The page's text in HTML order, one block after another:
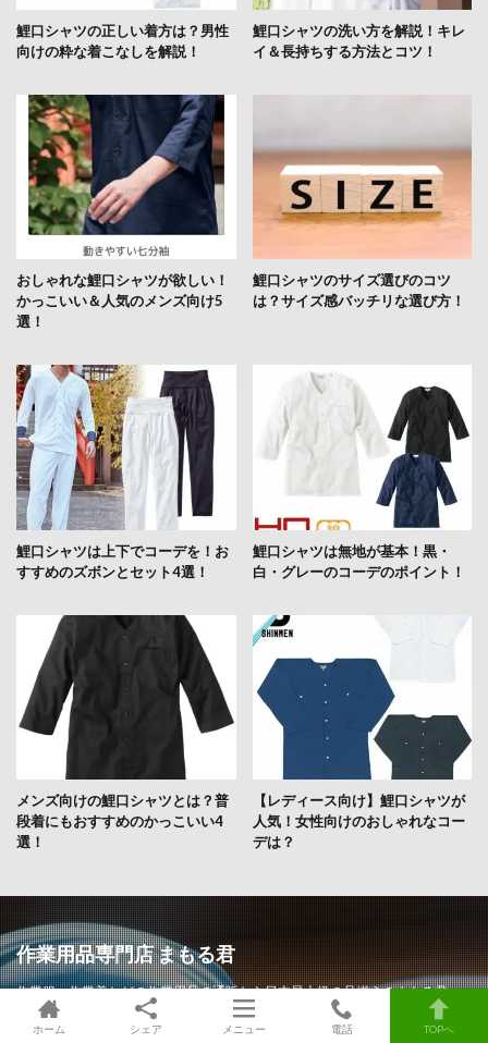
鯉口シャツの正しい着方は？男性
向けの粋な着こなしを解説！
鯉口シャツの洗い方を解説！キレ
イ＆長持ちする方法とコツ！
おしゃれな鯉口シャツが欲しい！
かっこいい＆人気のメンズ向け5
選！
鯉口シャツのサイズ選びのコツ
は？サイズ感バッチリな選び方！
鯉口シャツは上下でコーデを！お
すすめのズボンとセット4選！
鯉口シャツは無地が基本！黒・
白・グレーのコーデのポイント！
メンズ向けの鯉口シャツとは？普
段着にもおすすめのかっこいい4
選！
【レディース向け】鯉口シャツが
人気！女性向けのおしゃれなコー
デは？
作業用品専門店 まもる君
作業服・作業着などの作業用品の通販なら日本最大級の品揃えのまもる君
（まもるくん）。ワークウェア、作業ヘルメット、工事ヘルメット、安全靴
（セーフティーシューズ）、地下足袋、作業手袋、安全帯（命綱）、防災用
ホーム シェア メニュー 電話 TOPへ